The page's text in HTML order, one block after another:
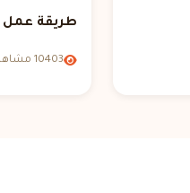
طريقة عمل
10403 مشاهدة